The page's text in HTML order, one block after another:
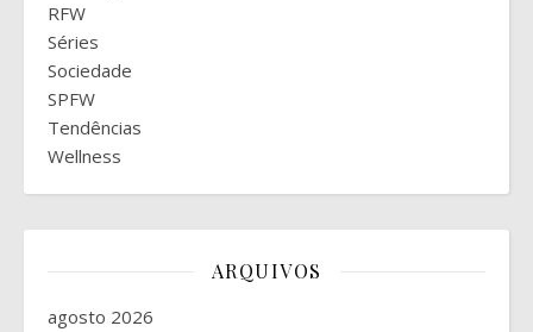
RFW
Séries
Sociedade
SPFW
Tendências
Wellness
ARQUIVOS
agosto 2026